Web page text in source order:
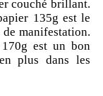
couché brillant.
135g est le
manifestation.
est un bon
plus dans les